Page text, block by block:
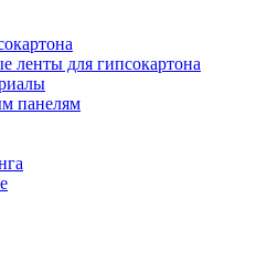
ленты для гипсокартона
панелям